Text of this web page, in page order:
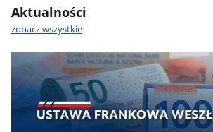
Aktualności
zobacz wszystkie